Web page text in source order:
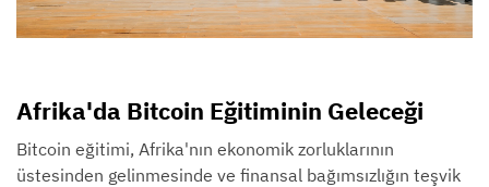
Afrika'da Bitcoin Eğitiminin Geleceği
Bitcoin eğitimi, Afrika'nın ekonomik zorluklarının
üstesinden gelinmesinde ve finansal bağımsızlığın teşvik